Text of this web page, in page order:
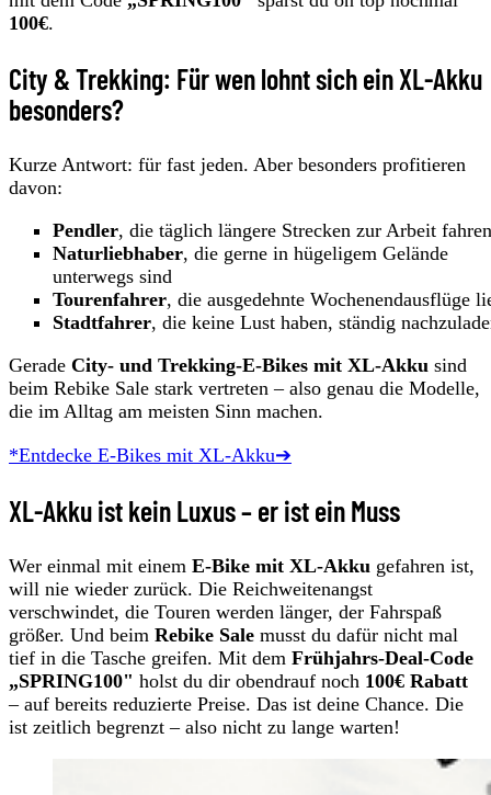
100€.
City & Trekking: Für wen lohnt sich ein XL-Akku
besonders?
Kurze Antwort: für fast jeden. Aber besonders profitieren
davon:
Pendler, die täglich längere Strecken zur Arbeit fahren
Naturliebhaber, die gerne in hügeligem Gelände
unterwegs sind
Tourenfahrer, die ausgedehnte Wochenendausflüge
Stadtfahrer, die keine Lust haben, ständig
Gerade City- und Trekking-E-Bikes mit XL-Akku sind
beim Rebike Sale stark vertreten – also genau die Modelle,
die im Alltag am meisten Sinn machen.
*Entdecke E-Bikes mit XL-Akku➔
XL-Akku ist kein Luxus – er ist ein Muss
Wer einmal mit einem E-Bike mit XL-Akku gefahren ist,
will nie wieder zurück. Die Reichweitenangst
verschwindet, die Touren werden länger, der Fahrspaß
größer. Und beim Rebike Sale musst du dafür nicht mal
tief in die Tasche greifen. Mit dem Frühjahrs-Deal-Code
„SPRING100" holst du dir obendrauf noch 100€ Rabatt
– auf bereits reduzierte Preise. Das ist deine Chance. Die
ist zeitlich begrenzt – also nicht zu lange warten!